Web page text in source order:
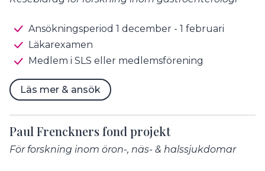
Ansökningsperiod 1 december - 1 februari
Läkarexamen
Medlem i SLS eller medlemsförening
Läs mer & ansök
Paul Frenckners fond projekt
För forskning inom öron-, näs- & halssjukdomar